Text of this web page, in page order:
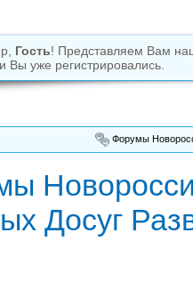
Гость! Представляем Вам
Вы уже регистрировались.
Форумы
Досуг